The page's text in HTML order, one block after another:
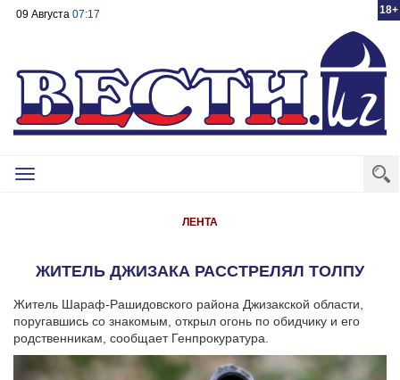
18+
09 Августа 07:17
Toggle
ЛЕНТА
ЖИТЕЛЬ ДЖИЗАКА РАССТРЕЛЯЛ ТОЛПУ
Житель Шараф-Рашидовского района Джизакской области,
поругавшись со знакомым, открыл огонь по обидчику и его
родственникам, сообщает Генпрокуратура.